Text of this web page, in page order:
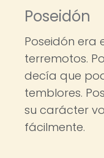
Poseidón
Poseidón era
terremotos.
decía que
temblores.
su carácter
fácilmente.